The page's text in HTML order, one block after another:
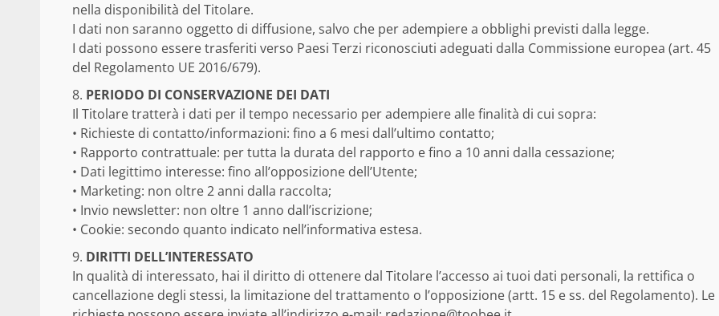
nella disponibilità del Titolare.
I dati non saranno oggetto di diffusione, salvo che per adempiere a obblighi previsti dalla legge.
I dati possono essere trasferiti verso Paesi Terzi riconosciuti adeguati dalla Commissione europea (art. 45
del Regolamento UE 2016/679).
PERIODO DI CONSERVAZIONE DEI DATI
Il Titolare tratterà i dati per il tempo necessario per adempiere alle finalità di cui sopra:
• Richieste di contatto/informazioni: fino a 6 mesi dall’ultimo contatto;
• Rapporto contrattuale: per tutta la durata del rapporto e fino a 10 anni dalla cessazione;
• Dati legittimo interesse: fino all’opposizione dell’Utente;
• Marketing: non oltre 2 anni dalla raccolta;
• Invio newsletter: non oltre 1 anno dall’iscrizione;
• Cookie: secondo quanto indicato nell’informativa estesa.
DIRITTI DELL’INTERESSATO
In qualità di interessato, hai il diritto di ottenere dal Titolare l’accesso ai tuoi dati personali, la rettifica o
cancellazione degli stessi, la limitazione del trattamento o l’opposizione (artt. 15 e ss. del Regolamento). Le